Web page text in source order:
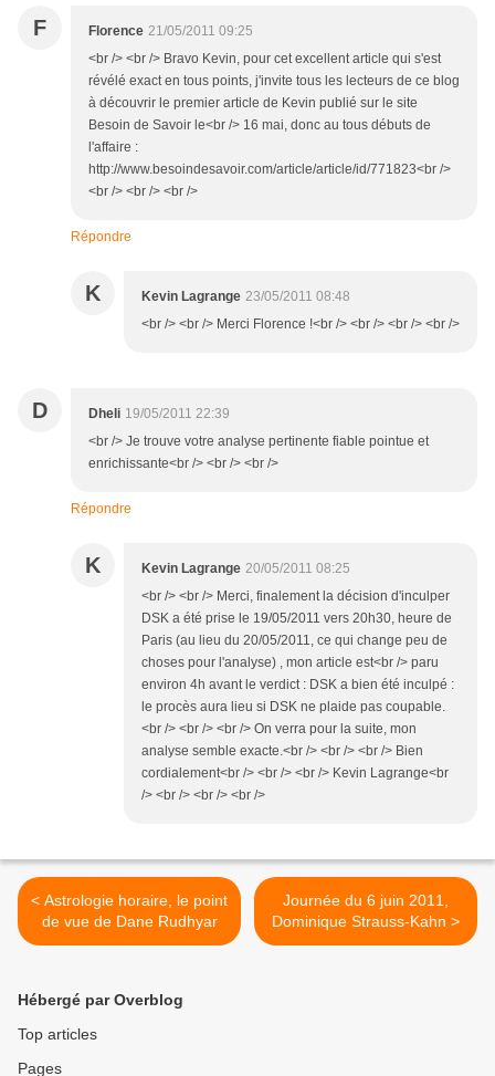
F Florence 21/05/2011 09:25
<br /> <br /> Bravo Kevin, pour cet excellent article qui s'est
révélé exact en tous points, j'invite tous les lecteurs de ce blog
à découvrir le premier article de Kevin publié sur le site
Besoin de Savoir le<br /> 16 mai, donc au tous débuts de
l'affaire :
http://www.besoindesavoir.com/article/article/id/771823<br />
<br /> <br /> <br />
Répondre
K Kevin Lagrange 23/05/2011 08:48
<br /> <br /> Merci Florence !<br /> <br /> <br /> <br />
D Dheli 19/05/2011 22:39
<br /> Je trouve votre analyse pertinente fiable pointue et
enrichissante<br /> <br /> <br />
Répondre
K Kevin Lagrange 20/05/2011 08:25
<br /> <br /> Merci, finalement la décision d'inculper
DSK a été prise le 19/05/2011 vers 20h30, heure de
Paris (au lieu du 20/05/2011, ce qui change peu de
choses pour l'analyse) , mon article est<br /> paru
environ 4h avant le verdict : DSK a bien été inculpé :
le procès aura lieu si DSK ne plaide pas coupable.
<br /> <br /> <br /> On verra pour la suite, mon
analyse semble exacte.<br /> <br /> <br /> Bien
cordialement<br /> <br /> <br /> Kevin Lagrange<br
/> <br /> <br /> <br />
< Astrologie horaire, le point
de vue de Dane Rudhyar
Journée du 6 juin 2011,
Dominique Strauss-Kahn >
Hébergé par Overblog
Top articles
Pages